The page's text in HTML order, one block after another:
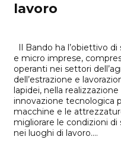
lavoro
Il Bando ha l’obiettivo
e micro imprese,
operanti nei settori
dell’estrazione e
lapidei, nella
innovazione tecnologica
macchine e le
migliorare le condizioni di
nei luoghi di lavoro....